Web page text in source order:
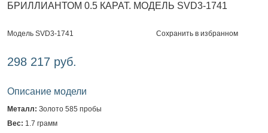
БРИЛЛИАНТОМ 0.5 КАРАТ. МОДЕЛЬ SVD3-1741
Модель SVD3-1741 Сохранить в избранном
298 217 руб.
Описание модели
Металл: Золото 585 пробы
Вес: 1.7 грамм